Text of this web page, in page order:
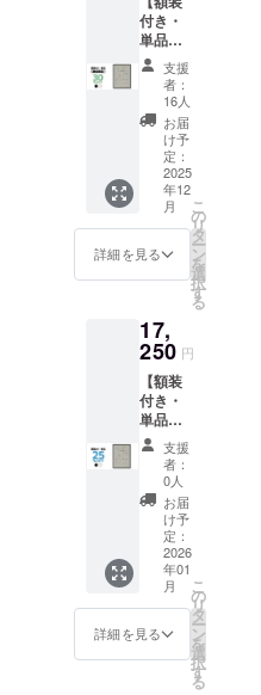
荷時期
が遅れ
る場合
があり
ます
送料込
の価格
です ※
沖縄離
島へは
別途中
継料が
必要で
す(注文
確認後
に料金
をご案
す-額な
しの場
輸80サ
イズに
て1,200
円程の
中継料
追加が
別途必
要とな
ります)
※ご注文
状況、
使用部
材の供
給状
況、製
上の都
合等に
2枚のポ
スター
を入れ
てお届
けいた
します
※額は付
属いた
しませ
ん ※国
内配送
のみと
す ※お
届け日
定」月
の月末
です ※
送料込
の価格
です ※
沖縄離
島へは
別途中
継料が
必要で
す(注文
確認後
に料金
をご案
す-額な
しの場
刷：オ
フセッ
ト印刷
・生
産：日
ドケー
ス仕様
・サイ
ズ：直
80mmx
長さ
580mm
用ハー
ドケー
ス1個に
2枚のポ
スター
を入れ
てお届
けいた
します
※額は付
属いた
しませ
ん ※国
内配送
のみと
す ※お
届け日
ター」
x 2 ・
ハード
ケース
ター仕
様 ・サ
イズ：
B2(515
x728m
m) ・用
紙：印
刷用特
刷：オ
フセッ
ト印刷
・生
産：日
本 ハー
ドケー
ス仕様
・サイ
ズ：直
80mmx
長さ
580mm
・生
産：日
本 ※ 専
付き・
単品】
先着25
名様限
定！ 一
般販売
予定価
￥23,00
0(税込)
のとこ
ろ、 →
30%OF
F￥16,1
00(税
は
「黒」
か
「白」
を選べ
ます 内
容 ・動
物病院
の「犬
ポス
ター」
x 1 ・額
装（黒
or 白）
x 1 ポス
ター仕
様 ・サ
支援
者：
16人
お届
け予
定：
2025
年12
月
詳細を見る
こ
の
リ
タ
ー
ン
を
選
択
す
る
17,
250 円
【額装
付き・
単品】
一般販
売予定
価格
￥23,00
0(税込)
のとこ
ろ、 →
25%OF
F￥17,2
50(税
込) 額装
は
「黒」
支援
者：
0人
お届
け予
定：
2026
年01
月
詳細を見る
こ
の
リ
タ
ー
ン
を
選
択
す
る